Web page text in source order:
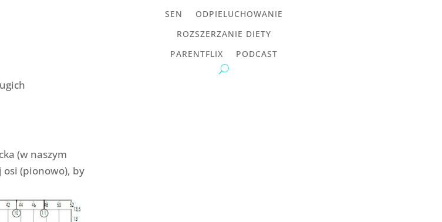
(w naszym
osi (pionowo), by
SEN
ODPIELUCHOWANIE
ROZSZERZANIE DIETY
PARENTFLIX
PODCAST